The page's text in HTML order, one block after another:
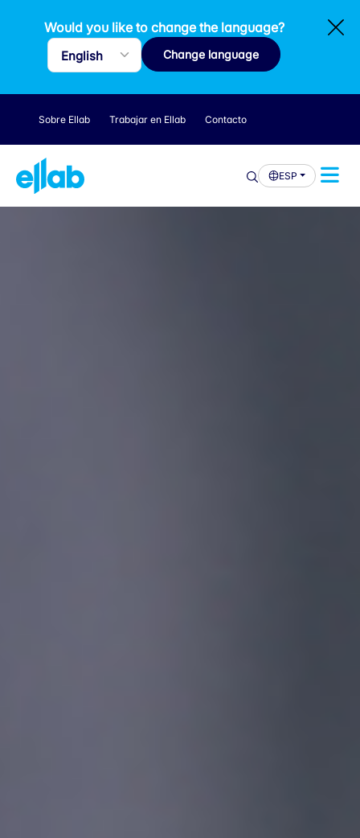
Would you like to change the language?
Change language
Sobre Ellab Trabajar en Ellab Contacto
ESP